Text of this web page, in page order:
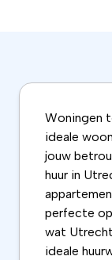
Woningen
ideale
jouw
huur in
perfecte
wat
ideale